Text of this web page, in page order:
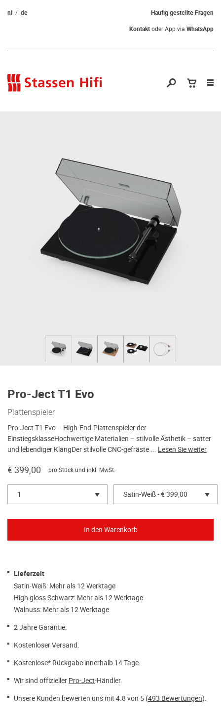
Häufig gestellte Fragen
nl
de
Kontaktoder App via WhatsApp
Pro-Ject T1 Evo
Plattenspieler
Pro-Ject T1 Evo – High-End-Plattenspieler der
EinstiegsklasseHochwertige Materialien – stilvolle Ästhetik – satter
und lebendiger KlangDer stilvolle CNC-gefräste ... Lesen Sie weiter
€ 399,00 pro Stück und inkl. MwSt.
1 Satin-Weiß - € 399,00
Lieferzeit
Satin-Weiß: Mehr als 12 Werktage
High gloss Schwarz: Mehr als 12 Werktage
Walnuss: Mehr als 12 Werktage
2 Jahre Garantie.
Kostenloser Versand.
Kostenlose* Rückgabe innerhalb 14 Tage.
Wir sind offizieller Pro-Ject-Händler.
Unsere Kunden bewerten uns mit 4.8 von 5 (493 Bewertungen).